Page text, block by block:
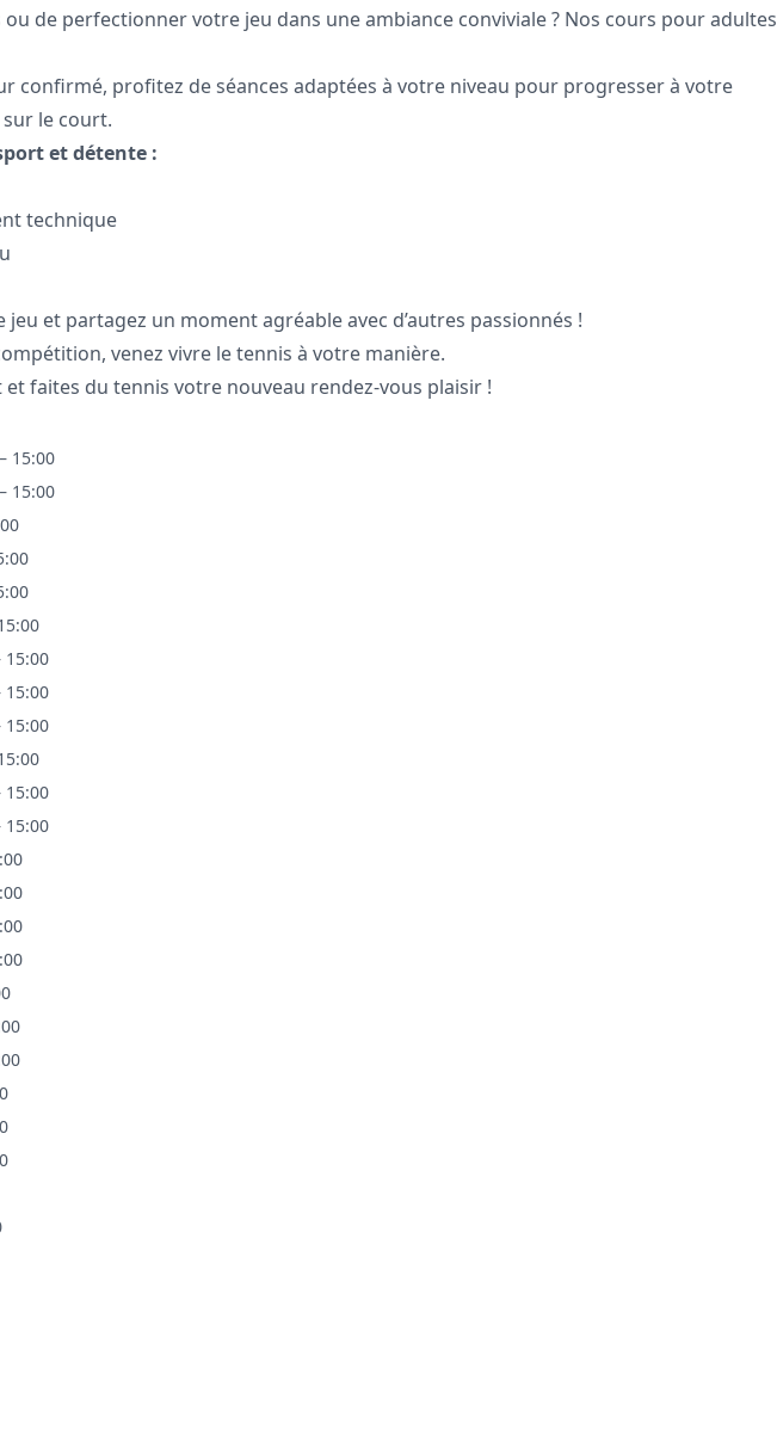
de perfectionner votre jeu dans une ambiance conviviale ? Nos cours pour adultes
confirmé, profitez de séances adaptées à votre niveau pour progresser à votre
le court.
et détente :
technique
et partagez un moment agréable avec d’autres passionnés !
venez vivre le tennis à votre manière.
faites du tennis votre nouveau rendez-vous plaisir !
15:00
15:00
15:00
15:00
15:00
15:00
15:00